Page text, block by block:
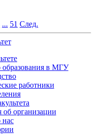
... 51 След.
образования в МГУ
работники
организации